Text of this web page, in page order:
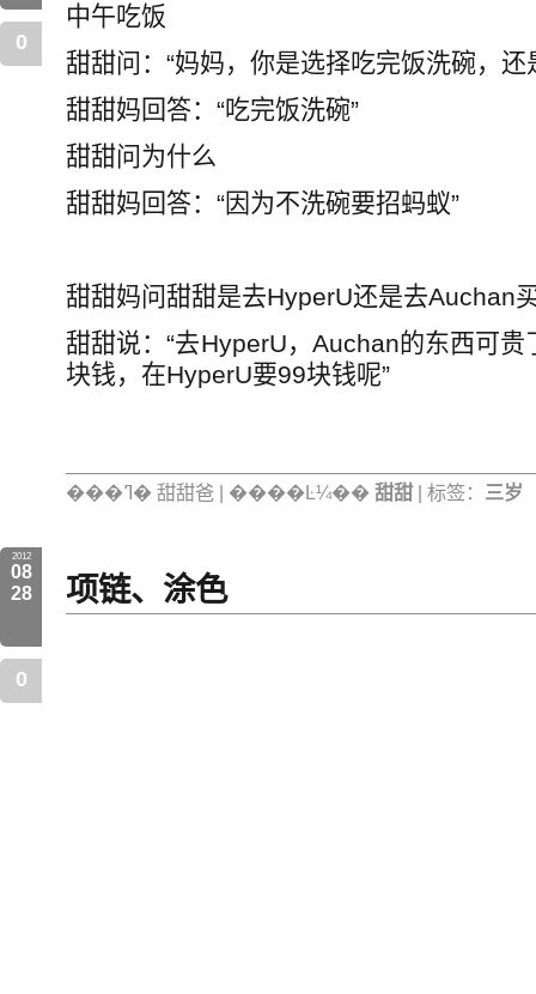
0
中午吃饭
甜甜问：“妈妈，你是选择吃完饭洗碗，还
甜甜妈回答：“吃完饭洗碗”
甜甜问为什么
甜甜妈回答：“因为不洗碗要招蚂蚁”
甜甜妈问甜甜是去HyperU还是去Auchan
甜甜说：“去HyperU，Auchan的东西可
块钱，在HyperU要99块钱呢”
���ߣ� 甜甜爸 | ����Ŀ¼�� 甜甜 | 标签： 三岁
2012
08
28
0
项链、涂色